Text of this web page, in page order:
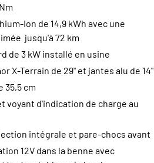
Ion de 14,9 kWh avec une
jusqu'à 72 km
de 3 kW installé en usine
X-Terrain de 29" et jantes alu de 14"
35,5 cm
voyant d'indication de charge au
intégrale et pare-chocs avant
12V dans la benne avec